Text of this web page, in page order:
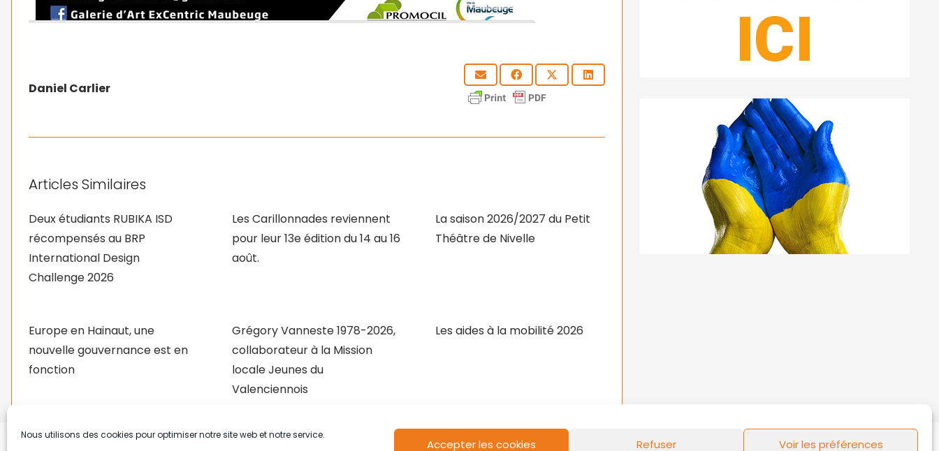
Nous utilisons des cookies pour optimiser notre site web et notre service.
Accepter les cookies Refuser Voir les préférences
Daniel Carlier
Articles Similaires
Deux étudiants RUBIKA ISD
récompensés au BRP
International Design
Challenge 2026
Les Carillonnades reviennent
pour leur 13e édition du 14 au 16
août.
La saison 2026/2027 du Petit
Théâtre de Nivelle
Europe en Hainaut, une
nouvelle gouvernance est en
fonction
Grégory Vanneste 1978-2026,
collaborateur à la Mission
locale Jeunes du
Valenciennois
Les aides à la mobilité 2026